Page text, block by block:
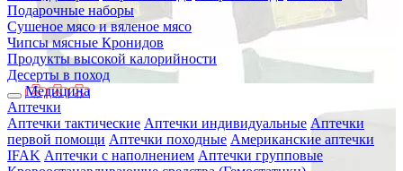
Подарочные наборы
Сушеное мясо и вяленое мясо
Чипсы мясные Кронидов
Продукты высокой калорийности
Десерты в поход
Медицина
Аптечки
Аптечки тактические Аптечки индивидуальные Аптечки
первой помощи Аптечки походные Американские аптечки
IFAK Аптечки с наполнением Аптечки групповые